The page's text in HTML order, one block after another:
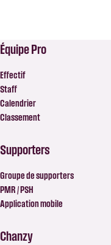
Équipe Pro
Effectif
Staff
Calendrier
Classement
Supporters
Groupe de supporters
PMR / PSH
Application mobile
Chanzy